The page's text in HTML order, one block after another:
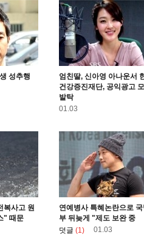
성추행
엄친딸, 신아영 아나운서
건강증진재단, 공익광고
발탁
01.03
복사고 원
" 때문
연예병사 특혜논란으로
부 뒤늦게 "제도 보완 중
덧글 (1) 01.03